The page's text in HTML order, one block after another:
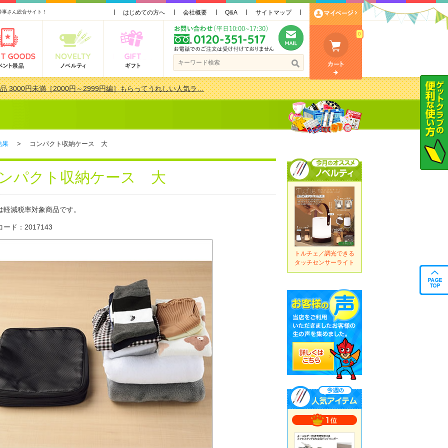
さん総合サイト！ はじめての方へ 会社概要 Q&A サイトマップ
0
3000円未満［2000円～2999円編］もらってうれしい人気ラ…
おすすめ金額別人気ランキング 更新しました！
果 > コンパクト収納ケース 大
パクト収納ケース 大
減税率対象商品です。
ード：2017143
トルチェ／調光できる
タッチセンサーライト